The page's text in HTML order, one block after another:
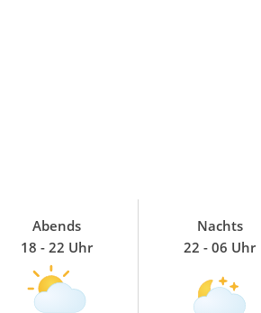
Abends
18 - 22 Uhr
Nachts
22 - 06 Uhr
Sonnenschein heute